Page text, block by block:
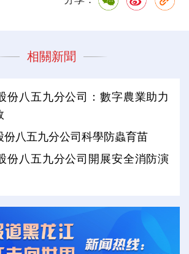
相關新聞
份八五九分公司：數字農業助力
份八五九分公司科學防蟲育苗
份八五九分公司開展安全消防演